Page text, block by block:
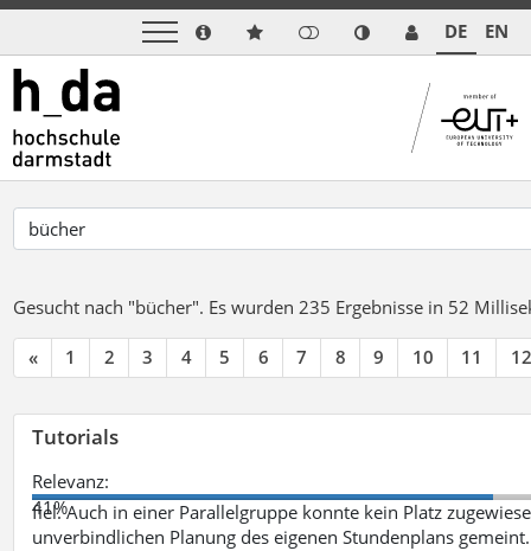
DE EN
Gesucht nach "bücher". Es wurden 235 Ergebnisse in 52
« 1 2 3 4 5 6 7 8 9 10 11 12
Tutorials
Relevanz:
41%
fiel. Auch in einer Parallelgruppe konnte kein Platz
unverbindlichen Planung des eigenen Stundenplans